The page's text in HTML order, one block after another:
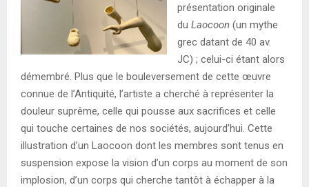
présentation originale
du Laocoon (un mythe
grec datant de 40 av.
JC) ; celui-ci étant alors
démembré. Plus que le bouleversement de cette œuvre
connue de l’Antiquité, l’artiste a cherché à représenter la
douleur suprême, celle qui pousse aux sacrifices et celle
qui touche certaines de nos sociétés, aujourd’hui. Cette
illustration d’un Laocoon dont les membres sont tenus en
suspension expose la vision d’un corps au moment de son
implosion, d’un corps qui cherche tantôt à échapper à la